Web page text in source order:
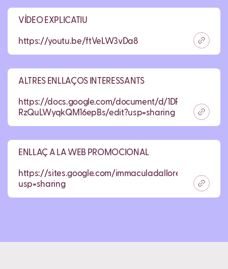
VÍDEO EXPLICATIU
https://youtu.be/ftVeLW3vDa8
ALTRES ENLLAÇOS INTERESSANTS
https://docs.google.com/document/d/
RzQuLWyqkQM16epBs/edit?usp=sharing
ENLLAÇ A LA WEB PROMOCIONAL
https://sites.google.com/immaculadalloret.cat/
usp=sharing